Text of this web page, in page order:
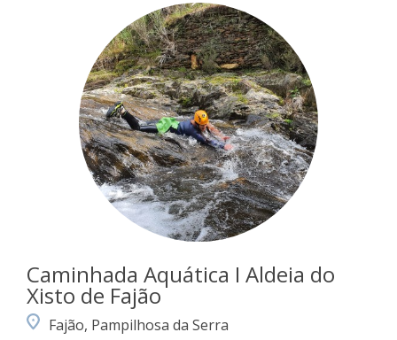
Caminhada Aquática I Aldeia do
Xisto de Fajão
Fajão, Pampilhosa da Serra